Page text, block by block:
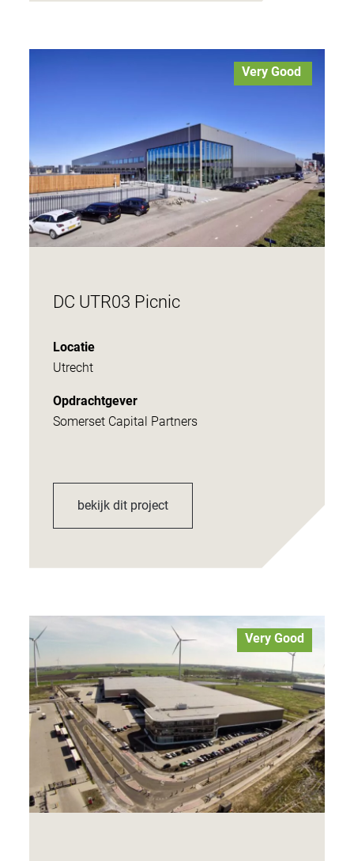
Very Good
DC UTR03 Picnic
Locatie
Utrecht
Opdrachtgever
Somerset Capital Partners
bekijk dit project
Very Good